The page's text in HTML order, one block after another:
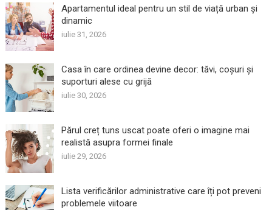
Apartamentul ideal pentru un stil de viață urban și
dinamic
iulie 31, 2026
Casa în care ordinea devine decor: tăvi, coșuri și
suporturi alese cu grijă
iulie 30, 2026
Părul creț tuns uscat poate oferi o imagine mai
realistă asupra formei finale
iulie 29, 2026
Lista verificărilor administrative care îți pot preveni
problemele viitoare